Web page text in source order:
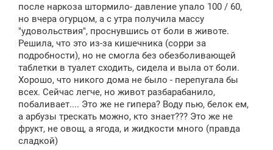
б
щ
е
н
и
после наркоза штормило- давление упало 100 / 60,
но вчера огурцом, а с утра получила массу
"удовольствия", проснувшись от боли в животе.
Решила, что это из-за кишечника (сорри за
подробности), но не смогла без обезболивающей
таблетки в туалет сходить, сидела и выла от боли.
Хорошо, что никого дома не было - перепугала бы
всех. Сейчас легче, но живот разбарабанило,
побаливает.... Это же не гипера? Воду пью, белок ем,
а арбузы трескать можно, кто знает??? Это же не
фрукт, не овощ, а ягода, и жидкости много (правда
сладкой)